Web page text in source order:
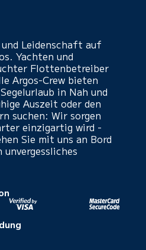
Leidenschaft auf
Yachten und
Flottenbetreiber
Argos-Crew bieten
in Nah und
Auszeit oder den
suchen: Wir sorgen
einzigartig wird -
Sie mit uns an Bord
unvergessliches